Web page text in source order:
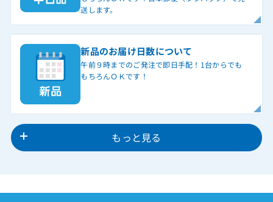
送します。
新品のお届け日数について
午前９時までのご発注で即日手配！1台からでも
もちろんＯＫです！
もっと見る